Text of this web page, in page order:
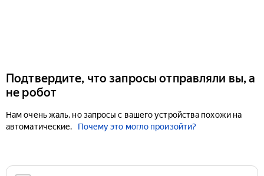
Подтвердите, что запросы отправляли вы, а
не робот
Нам очень жаль, но запросы с вашего устройства похожи на
автоматические.
Почему это могло произойти?